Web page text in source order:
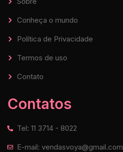
Conheça o mundo
Política de Privacidade
Termos de uso
Contato
Contatos
Tel: 11 3714 - 8022
E-mail: vendasvoya@gmail.com